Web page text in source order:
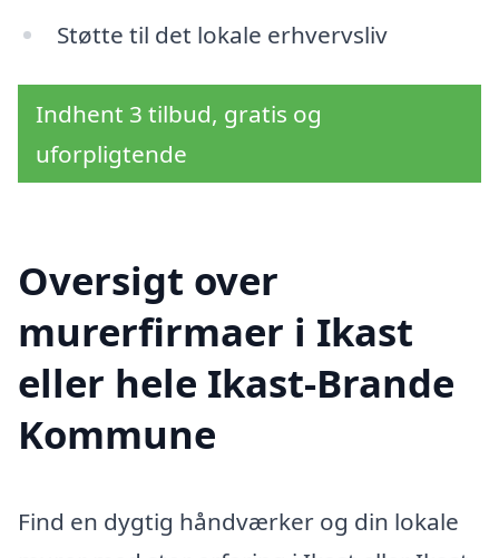
Støtte til det lokale erhvervsliv
Indhent 3 tilbud, gratis og
uforpligtende
Oversigt over
murerfirmaer i Ikast
eller hele Ikast-Brande
Kommune
Find en dygtig håndværker og din lokale